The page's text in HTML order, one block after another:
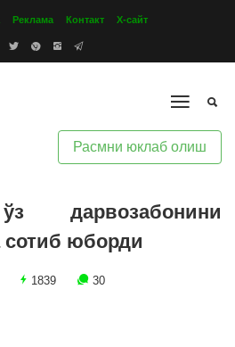
Реклама Контакт Х-сайт
Расмни юклаб олиш
дарвозабонини
сотиб юборди
1839 30